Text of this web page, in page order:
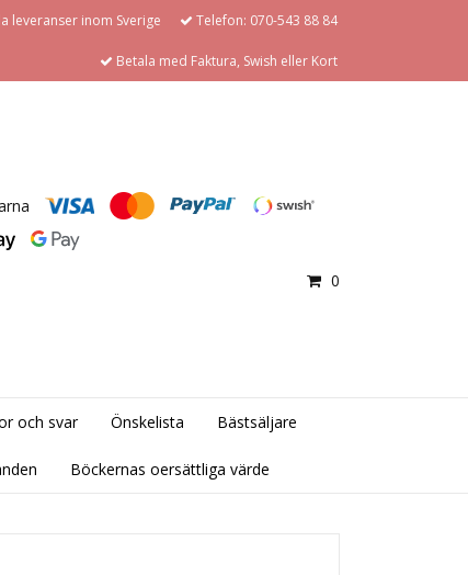
leveranser inom Sverige Telefon: 070-543 88 84
Betala med Faktura, Swish eller Kort
0
och svar Önskelista Bästsäljare
Böckernas oersättliga värde